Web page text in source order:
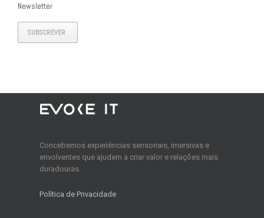
Newsletter
SUBSCREVER
Concebemos experiências sensoriais, imersivas e
envolventes que ajudem a criar valor e relações mais
duradouras.
Política de Privacidade